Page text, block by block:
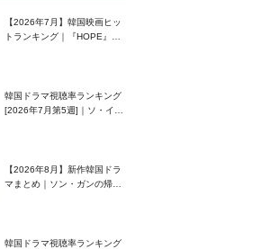
【2026年7月】韓国映画ヒッ
トランキング｜『HOPE』が
韓国ドラマ視聴率ランキング
[2026年7月第5週]｜ソ・イン
【2026年8月】新作韓国ドラ
マまとめ｜ソン・ガンの帰
韓国ドラマ視聴率ランキング